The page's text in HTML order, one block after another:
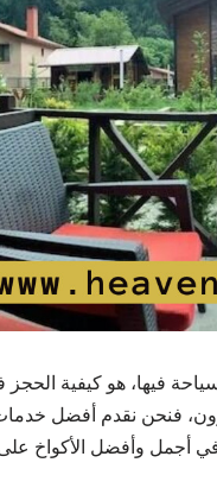
فيها، هو كيفية الحجز
فنحن نقدم أفضل
أجمل وأفضل الأكواخ